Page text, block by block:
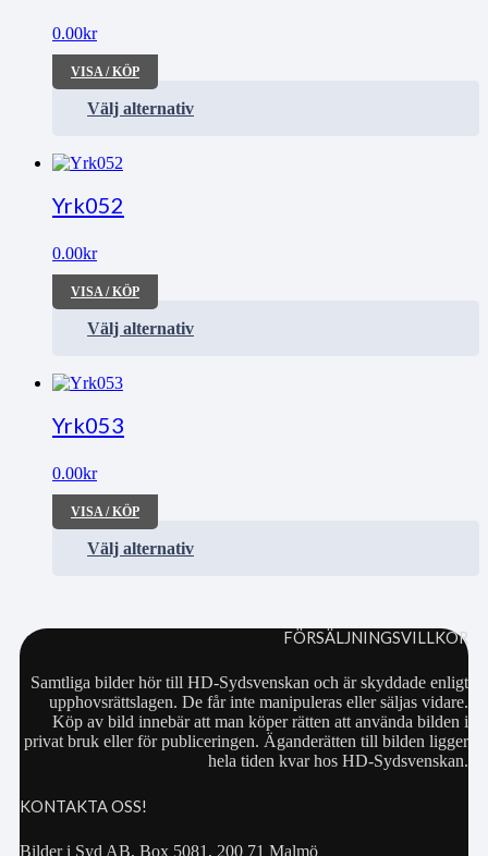
0.00kr
VISA / KÖP
Välj alternativ
Yrk052
0.00kr
VISA / KÖP
Välj alternativ
Yrk053
0.00kr
VISA / KÖP
Välj alternativ
FÖRSÄLJNINGSVILLKOR
Samtliga bilder hör till HD-Sydsvenskan och är skyddade enligt
upphovsrättslagen. De får inte manipuleras eller säljas vidare.
Köp av bild innebär att man köper rätten att använda bilden i
privat bruk eller för publiceringen. Äganderätten till bilden ligger
hela tiden kvar hos HD-Sydsvenskan.
KONTAKTA OSS!
Bilder i Syd AB, Box 5081, 200 71 Malmö